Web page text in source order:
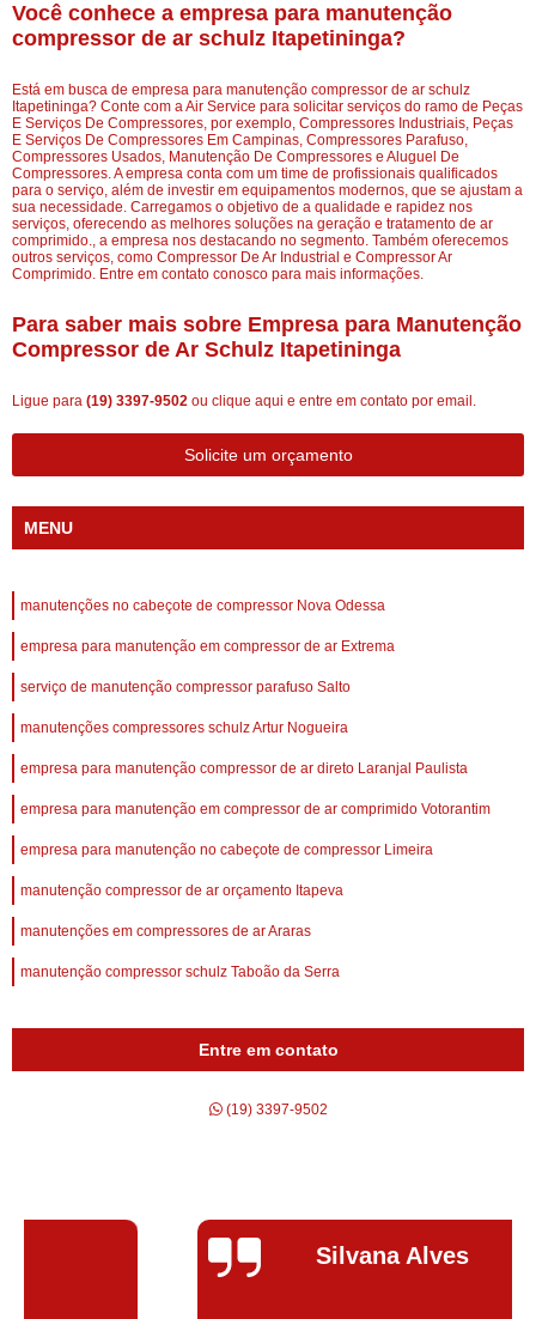
Você conhece a empresa para manutenção
compressor de ar schulz Itapetininga?
Está em busca de empresa para manutenção compressor de ar schulz
Itapetininga? Conte com a Air Service para solicitar serviços do ramo de Peças
E Serviços De Compressores, por exemplo, Compressores Industriais, Peças
E Serviços De Compressores Em Campinas, Compressores Parafuso,
Compressores Usados, Manutenção De Compressores e Aluguel De
Compressores. A empresa conta com um time de profissionais qualificados
para o serviço, além de investir em equipamentos modernos, que se ajustam a
sua necessidade. Carregamos o objetivo de a qualidade e rapidez nos
serviços, oferecendo as melhores soluções na geração e tratamento de ar
comprimido., a empresa nos destacando no segmento. Também oferecemos
outros serviços, como Compressor De Ar Industrial e Compressor Ar
Comprimido. Entre em contato conosco para mais informações.
Para saber mais sobre Empresa para Manutenção
Compressor de Ar Schulz Itapetininga
Ligue para (19) 3397-9502 ou clique aqui e entre em contato por email.
Solicite um orçamento
MENU
manutenções no cabeçote de compressor Nova Odessa
empresa para manutenção em compressor de ar Extrema
serviço de manutenção compressor parafuso Salto
manutenções compressores schulz Artur Nogueira
empresa para manutenção compressor de ar direto Laranjal Paulista
empresa para manutenção em compressor de ar comprimido Votorantim
empresa para manutenção no cabeçote de compressor Limeira
manutenção compressor de ar orçamento Itapeva
manutenções em compressores de ar Araras
manutenção compressor schulz Taboão da Serra
Entre em contato
(19) 3397-9502
Silvana Alves